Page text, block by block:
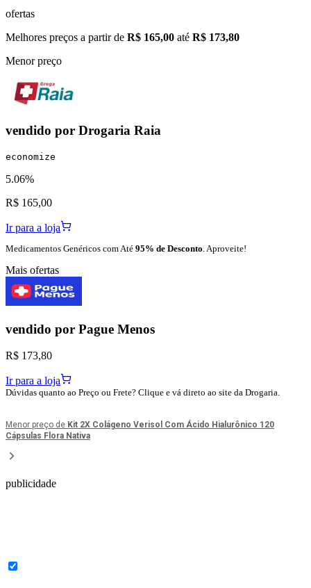
ofertas
Melhores preços a partir de R$ 165,00 até R$ 173,80
Menor preço
vendido por Drogaria Raia
economize
5.06%
R$ 165,00
Ir para a loja
Medicamentos Genéricos com Até 95% de Desconto. Aproveite!
Mais ofertas
vendido por Pague Menos
R$ 173,80
Ir para a loja
Dúvidas quanto ao Preço ou Frete? Clique e vá direto ao site da Drogaria.
Menor preço de Kit 2X Colágeno Verisol Com Ácido Hialurônico 120
Cápsulas Flora Nativa
publicidade